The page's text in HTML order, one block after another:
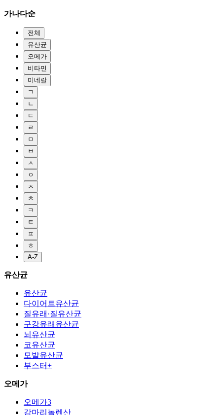
가나다순
전체
유산균
오메가
비타민
미네랄
ㄱ
ㄴ
ㄷ
ㄹ
ㅁ
ㅂ
ㅅ
ㅇ
ㅈ
ㅊ
ㅋ
ㅌ
ㅍ
ㅎ
A-Z
유산균
유산균
다이어트유산균
질유래·질유산균
구강유래유산균
뇌유산균
코유산균
모발유산균
부스터+
오메가
오메가3
감마리놀렌산